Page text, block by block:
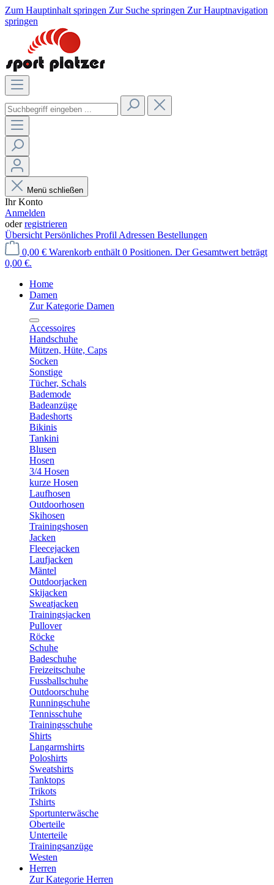
Zum Hauptinhalt springen Zur Suche springen Zur Hauptnavigation
springen
Menü schließen
Ihr Konto
Anmelden
oderregistrieren
Übersicht Persönliches Profil Adressen Bestellungen
0,00 € Warenkorb enthält 0 Positionen. Der Gesamtwert beträgt
0,00 €.
Home
Damen
Zur Kategorie Damen
Accessoires
Handschuhe
Mützen, Hüte, Caps
Socken
Sonstige
Tücher, Schals
Bademode
Badeanzüge
Badeshorts
Bikinis
Tankini
Blusen
Hosen
3/4 Hosen
kurze Hosen
Laufhosen
Outdoorhosen
Skihosen
Trainingshosen
Jacken
Fleecejacken
Laufjacken
Mäntel
Outdoorjacken
Skijacken
Sweatjacken
Trainingsjacken
Pullover
Röcke
Schuhe
Badeschuhe
Freizeitschuhe
Fussballschuhe
Outdoorschuhe
Runningschuhe
Tennisschuhe
Trainingsschuhe
Shirts
Langarmshirts
Poloshirts
Sweatshirts
Tanktops
Trikots
Tshirts
Sportunterwäsche
Oberteile
Unterteile
Trainingsanzüge
Westen
Herren
Zur Kategorie Herren